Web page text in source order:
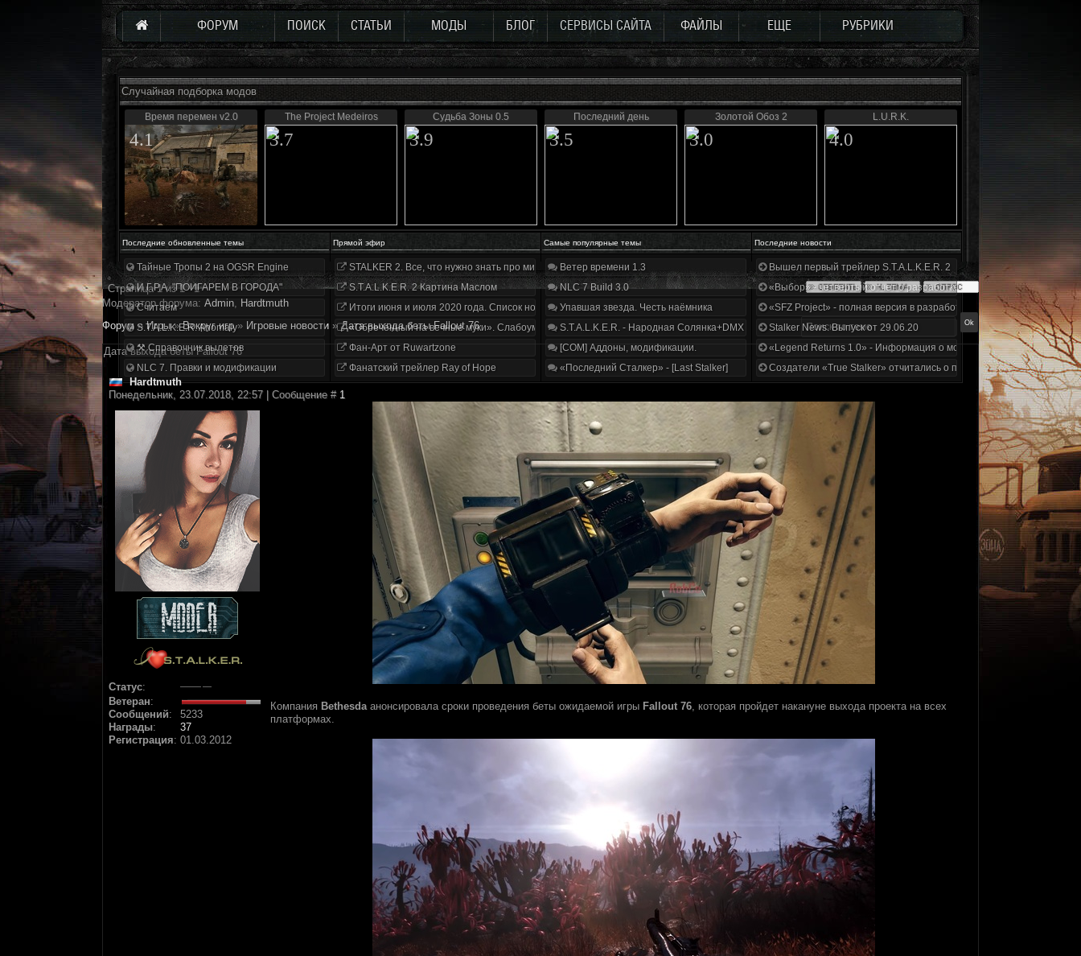
ФОРУМ ПОИСК СТАТЬИ МОДЫ БЛОГ СЕРВИСЫ САЙТА ФАЙЛЫ ЕЩЕ РУБРИКИ
Случайная подборка модов
Время перемен v2.0
4.1
The Project Medeiros
3.7
Судьба Зоны 0.5
3.9
Последний день
3.5
Золотой Обоз 2
3.0
L.U.R.K.
4.0
Последние обновленные темы Прямой эфир Самые популярные темы Последние новости
Тайные Тропы 2 на OGSR Engine
И.Г.Р.А. "ПОИГАРЕМ В ГОРОДА"
Считаем
S.T.A.L.K.E.R. Anomaly
⚒ Справочник вылетов
NLC 7. Правки и модификации
STALKER 2. Все, что нужно знать про мир, геймплей и сюжет | Разбор трейлера
S.T.A.L.K.E.R. 2 Картина Маслом
Итоги июня и июля 2020 года. Список нововведений
«Обречённый на вечные муки». Слабоумие и отвага
Фан-Арт от Ruwartzone
Фанатский трейлер Ray of Hope
Ветер времени 1.3
NLC 7 Build 3.0
Упавшая звезда. Честь наёмника
S.T.A.L.K.E.R. - Народная Солянка+DMX 1.3.5.ООП.МА.К.
[COM] Аддоны, модификации.
«Последний Сталкер» - [Last Stalker]
Вышел первый трейлер S.T.A.L.K.E.R. 2
«Выбор» - четвертый отчет о разработке!
«SFZ Project» - полная версия в разработке!
Stalker News. Выпуск от 29.06.20
«Legend Returns 1.0» - Информация о моде за июнь 2020
Создатели «True Stalker» отчитались о проделанной работе
Страница1из1
1
Модератор форума: Аdmin, Hardtmuth
Форум » Игры » Вокруг игр » Игровые новости » Дата выхода беты Fallout 76
Дата выхода беты Fallout 76
Hardtmuth
Понедельник, 23.07.2018, 22:57 | Сообщение # 1
Статус:
Ветеран:
Сообщений:
5233
Награды:
37
Регистрация: 01.03.2012
Компания Bethesdaанонсировала сроки проведения беты ожидаемой игры Fallout 76, которая пройдет накануне выхода проекта на всех
платформах.